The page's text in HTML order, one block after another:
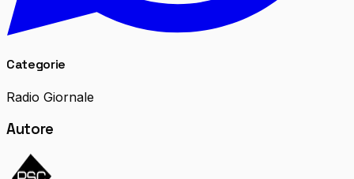
Categorie
Radio Giornale
Autore